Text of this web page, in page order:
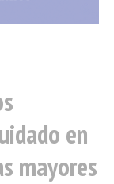
en
mayores